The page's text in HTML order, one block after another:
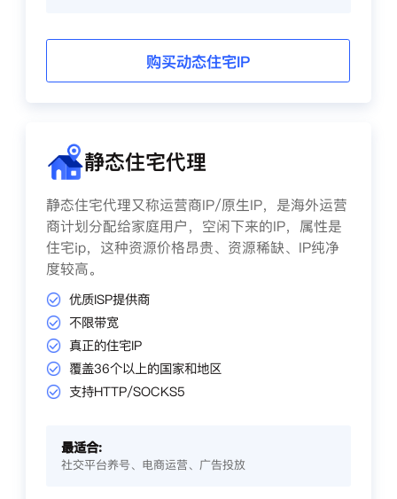
购买动态住宅IP
静态住宅代理
静态住宅代理又称运营商IP/原生IP，是海外运营
商计划分配给家庭用户，空闲下来的IP，属性是
住宅ip，这种资源价格昂贵、资源稀缺、IP纯净
度较高。
优质ISP提供商
不限带宽
真正的住宅IP
覆盖36个以上的国家和地区
支持HTTP/SOCKS5
最适合:
社交平台养号、电商运营、广告投放